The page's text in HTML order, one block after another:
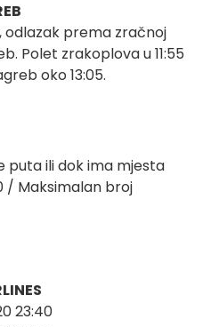
odlazak prema zračnoj
Polet zrakoplova u 11:55
oko 13:05.
puta ili dok ima mjesta
/ Maksimalan broj
23:40